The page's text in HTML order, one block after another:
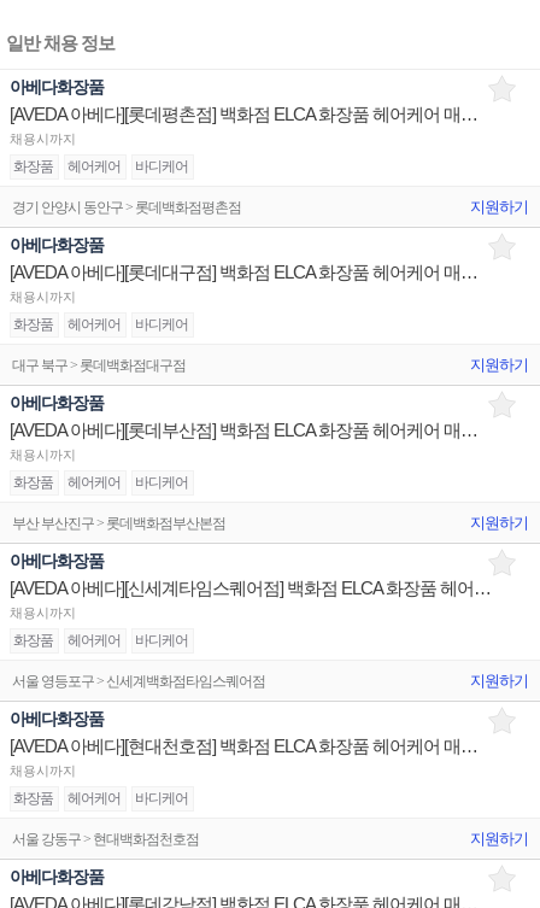
일반 채용 정보
아베다화장품
[AVEDA 아베다][롯데평촌점] 백화점 ELCA 화장품 헤어케어 매장 브랜드 채용
채용시까지
화장품 헤어케어 바디케어
경기 안양시 동안구 > 롯데백화점평촌점 지원하기
아베다화장품
[AVEDA 아베다][롯데대구점] 백화점 ELCA 화장품 헤어케어 매장 브랜드 채용
채용시까지
화장품 헤어케어 바디케어
대구 북구 > 롯데백화점대구점 지원하기
아베다화장품
[AVEDA 아베다][롯데부산점] 백화점 ELCA 화장품 헤어케어 매장 브랜드 채용
채용시까지
화장품 헤어케어 바디케어
부산 부산진구 > 롯데백화점부산본점 지원하기
아베다화장품
[AVEDA 아베다][신세계타임스퀘어점] 백화점 ELCA 화장품 헤어케어 매장 브랜드 채용
채용시까지
화장품 헤어케어 바디케어
서울 영등포구 > 신세계백화점타임스퀘어점 지원하기
아베다화장품
[AVEDA 아베다][현대천호점] 백화점 ELCA 화장품 헤어케어 매장 브랜드 채용
채용시까지
화장품 헤어케어 바디케어
서울 강동구 > 현대백화점천호점 지원하기
아베다화장품
[AVEDA 아베다][롯데강남점] 백화점 ELCA 화장품 헤어케어 매장 브랜드 채용